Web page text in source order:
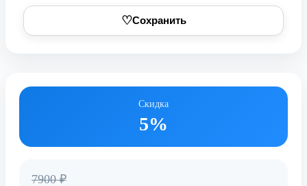
♡Сохранить
Скидка
5%
7900 ₽